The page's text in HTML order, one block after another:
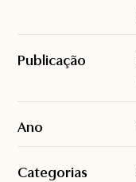
Publicação
Ano
Categorias